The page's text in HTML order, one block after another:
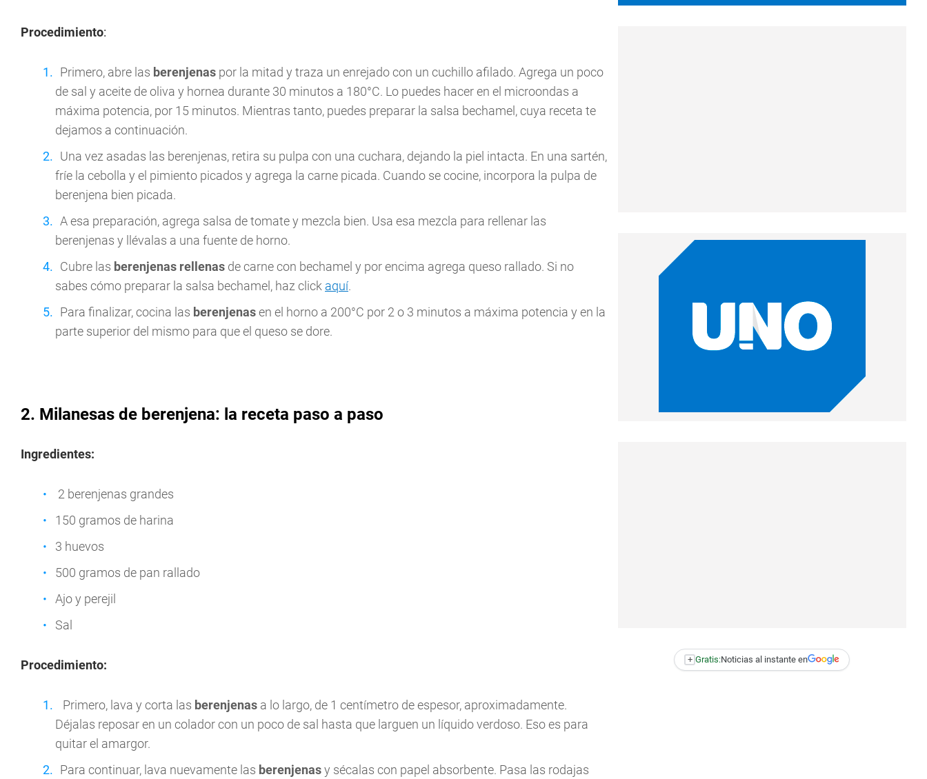
Procedimiento:
Primero, abre las berenjenas por la mitad y traza un enrejado con un cuchillo afilado. Agrega un poco
de sal y aceite de oliva y hornea durante 30 minutos a 180°C. Lo puedes hacer en el microondas a
máxima potencia, por 15 minutos. Mientras tanto, puedes preparar la salsa bechamel, cuya receta te
dejamos a continuación.
Una vez asadas las berenjenas, retira su pulpa con una cuchara, dejando la piel intacta. En una sartén,
fríe la cebolla y el pimiento picados y agrega la carne picada. Cuando se cocine, incorpora la pulpa de
berenjena bien picada.
A esa preparación, agrega salsa de tomate y mezcla bien. Usa esa mezcla para rellenar las
berenjenas y llévalas a una fuente de horno.
Cubre las berenjenas rellenas de carne con bechamel y por encima agrega queso rallado. Si no
sabes cómo preparar la salsa bechamel, haz click aquí.
Para finalizar, cocina las berenjenasen el horno a 200°C por 2 o 3 minutos a máxima potencia y en la
parte superior del mismo para que el queso se dore.
2. Milanesas de berenjena: la receta paso a paso
Ingredientes:
2 berenjenas grandes
150 gramos de harina
3 huevos
500 gramos de pan rallado
Ajo y perejil
Sal
Procedimiento:
Primero, lava y corta las berenjenas a lo largo, de 1 centímetro de espesor, aproximadamente.
Déjalas reposar en un colador con un poco de sal hasta que larguen un líquido verdoso. Eso es para
quitar el amargor.
Para continuar, lava nuevamente las berenjenasy sécalas con papel absorbente. Pasa las rodajas
+ Gratis:Noticias al instante en